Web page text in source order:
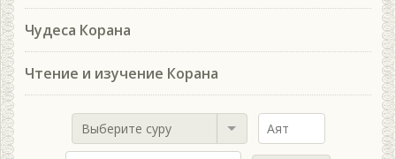
Чудеса Корана
Чтение и изучение Корана
Выберите суру